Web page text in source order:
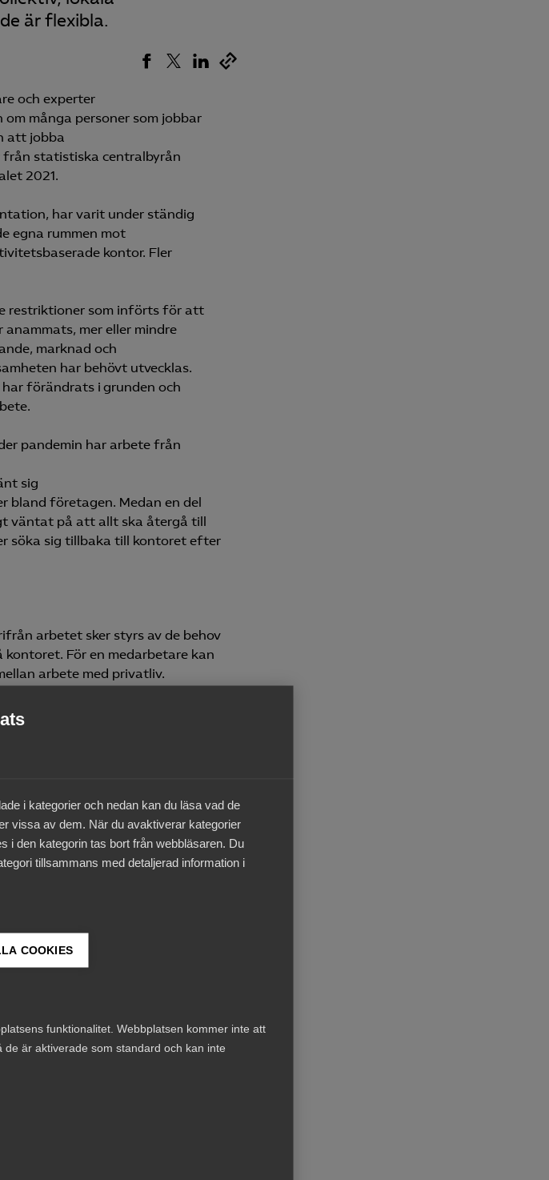
i kategorier och nedan kan du läsa vad de
vissa av dem. När du avaktiverar kategorier
i den kategorin tas bort från webbläsaren. Du
tillsammans med detaljerad information i
COOKIES
funktionalitet. Webbplatsen kommer inte att
är aktiverade som standard och kan inte
är flexibla.
och experter
om många personer som jobbar
att jobba
från statistiska centralbyrån
2021.
har varit under ständig
egna rummen mot
kontor. Fler
restriktioner som införts för att
mer eller mindre
marknad och
har behövt utvecklas.
förändrats i grunden och
pandemin har arbete från
sig
bland företagen. Medan en del
väntat på att allt ska återgå till
söka sig tillbaka till kontoret efter
arbetet sker styrs av de behov
För en medarbetare kan
arbete med privatliv.
ut sin roll blir hela världen en
En utmaning med ett
kan ett arbetssätt som, om än
detaljstyrning.
ett och samma tak, ofta med
frilansare eller små start-up-
framhållas är den sociala
infallsvinklar möts. För större
hemmet.
till var många
dyrare adresser samtidigt som
att kombinera med
distans eller från kontoret
önskemål